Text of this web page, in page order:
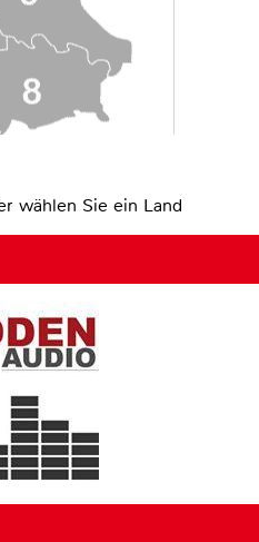
wählen Sie ein Land